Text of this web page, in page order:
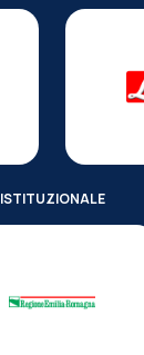
ISTITUZIONALE